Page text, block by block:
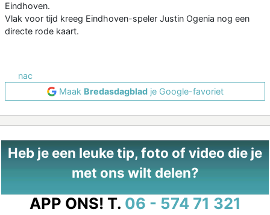
Eindhoven.
Vlak voor tijd kreeg Eindhoven-speler Justin Ogenia nog een
directe rode kaart.
nac
Maak Bredasdagbladje Google-favoriet
Heb je een leuke tip, foto of video die je
met ons wilt delen?
APP ONS! T. 06 - 574 71 321